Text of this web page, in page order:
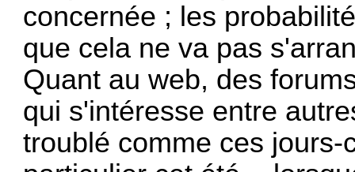
concernée ; les
que cela ne va pas
Quant au web, des
qui s'intéresse entre
troublé comme ces